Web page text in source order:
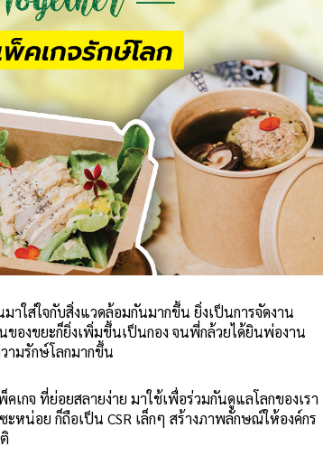
าใส่ใจกับสิ่งแวดล้อมกันมากขึ้น ยิ่งเป็นการจัดงาน
องขยะก็ยิ่งเพิ่มขึ้นเป็นกอง จนพี่กล้วยได้ยินพ่องาน
ามรักษ์โลกมากขึ้น
เกจ ที่ย่อยสลายง่าย มาใช้เพื่อร่วมกันดูแลโลกของเรา
หน่อย ก็ถือเป็น CSR เล็กๆ สร้างภาพลักษณ์ให้องค์กร